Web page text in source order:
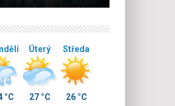
°C
Úterý
27 °C
Středa
26 °C